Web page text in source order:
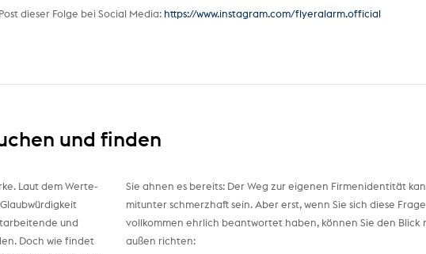
dieser Folge bei Social Media: https://www.instagram.com/flyeralarm.official
und finden
Laut dem Werte-
und
Doch wie findet
Sie ahnen es bereits: Der Weg zur eigenen Firmenidentität
mitunter schmerzhaft sein. Aber erst, wenn Sie sich diese
vollkommen ehrlich beantwortet haben, können Sie den Blick
außen richten: